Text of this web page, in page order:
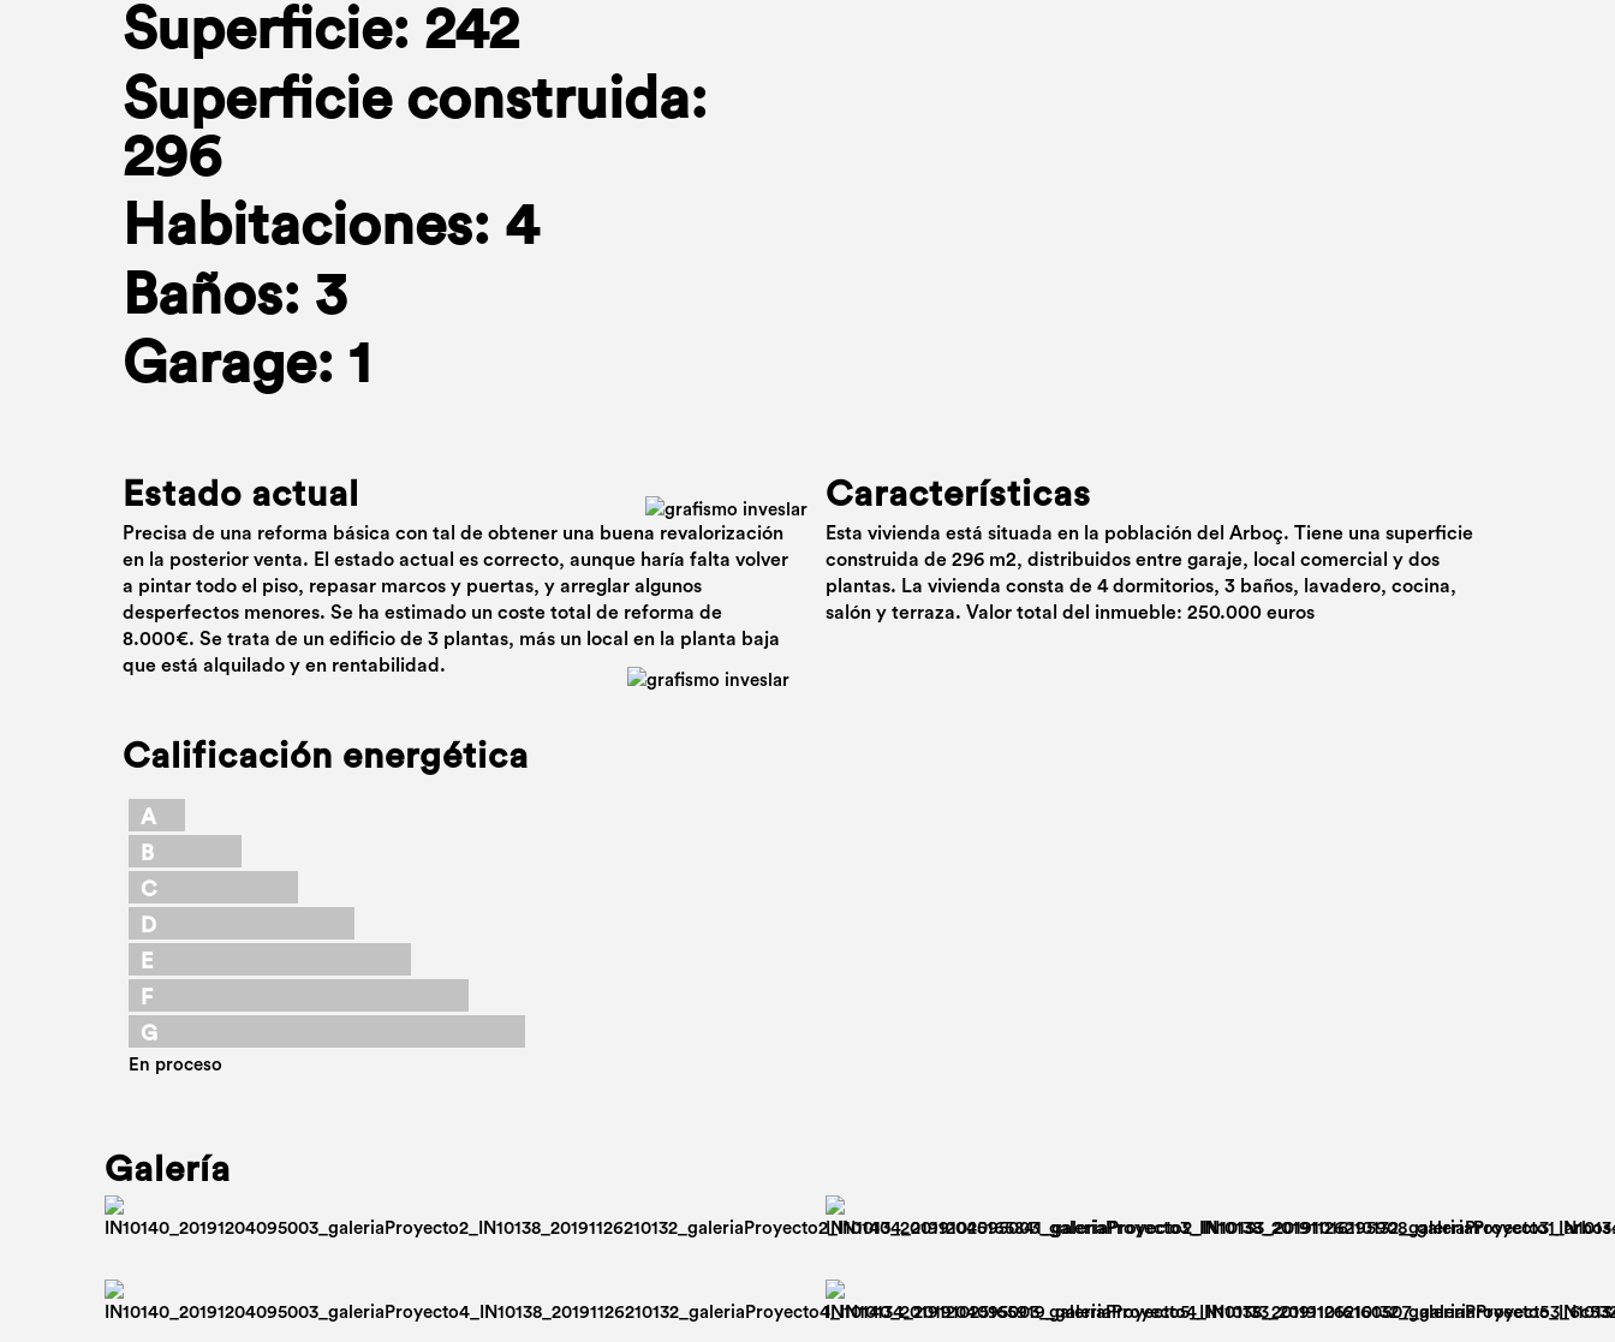
Superficie: 242
Superficie construida:
296
Habitaciones: 4
Baños: 3
Garage: 1
Estado actual
Precisa de una reforma básica con tal de obtener una buena revalorización
en la posterior venta. El estado actual es correcto, aunque haría falta volver
a pintar todo el piso, repasar marcos y puertas, y arreglar algunos
desperfectos menores. Se ha estimado un coste total de reforma de
8.000€. Se trata de un edificio de 3 plantas, más un local en la planta baja
que está alquilado y en rentabilidad.
Calificación energética
A
B
C
D
E
F
G
En proceso
Características
Esta vivienda está situada en la población del Arboç. Tiene una superficie
construida de 296 m2, distribuidos entre garaje, local comercial y dos
plantas. La vivienda consta de 4 dormitorios, 3 baños, lavadero, cocina,
salón y terraza. Valor total del inmueble: 250.000 euros
Galería